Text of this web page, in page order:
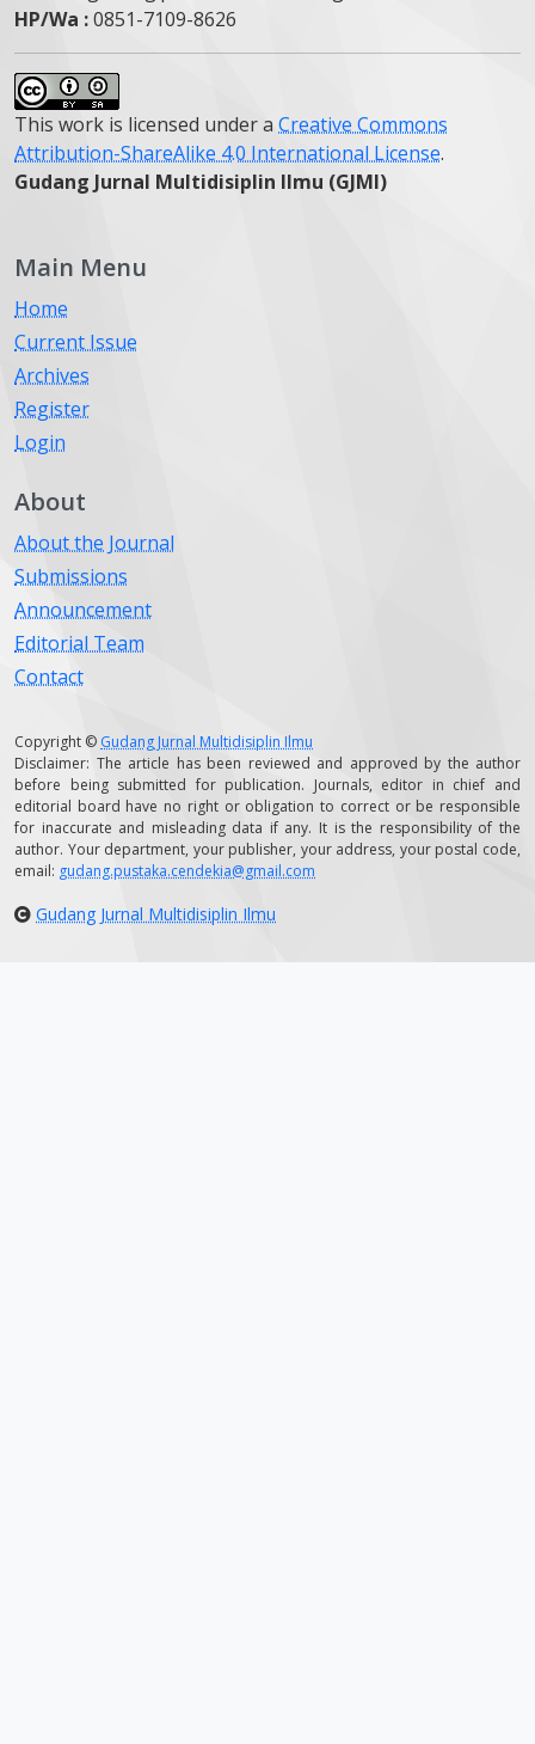
HP/Wa :0851-7109-8626
This work is licensed under a Creative Commons
Attribution-ShareAlike 4.0 International License.
Gudang Jurnal Multidisiplin Ilmu (GJMI)
Main Menu
Home
Current Issue
Archives
Register
Login
About
About the Journal
Submissions
Announcement
Editorial Team
Contact
Copyright © Gudang Jurnal Multidisiplin Ilmu
Disclaimer: The article has been reviewed and approved by the author
before being submitted for publication. Journals, editor in chief and
editorial board have no right or obligation to correct or be responsible
for inaccurate and misleading data if any. It is the responsibility of the
author. Your department, your publisher, your address, your postal code,
email: gudang.pustaka.cendekia@gmail.com
Gudang Jurnal Multidisiplin Ilmu